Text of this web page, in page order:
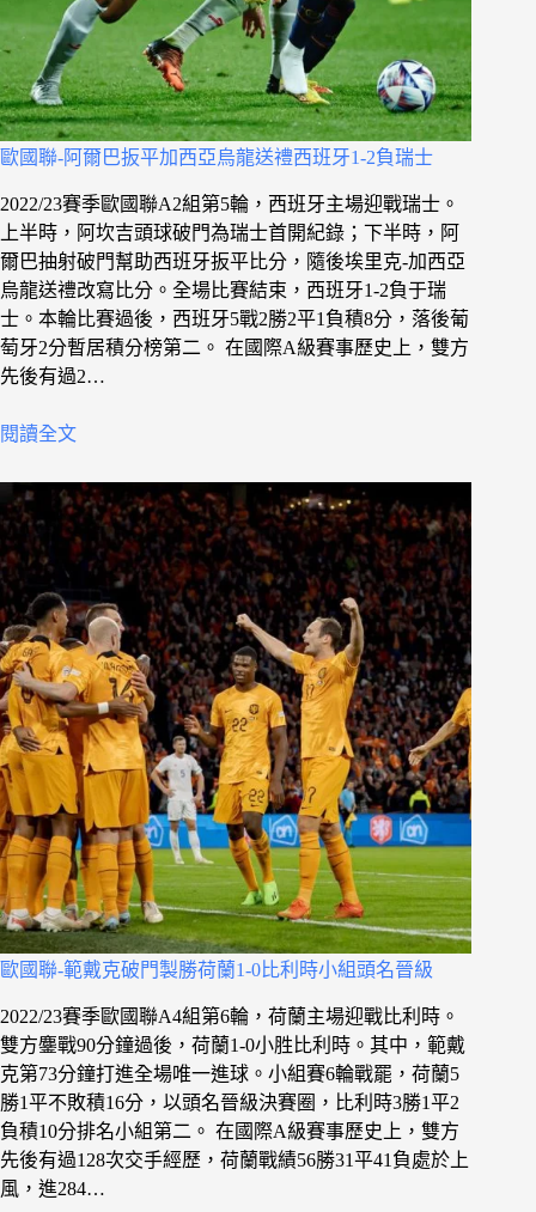
歐國聯-阿爾巴扳平加西亞烏龍送禮西班牙1-2負瑞士
2022/23賽季歐國聯A2組第5輪，西班牙主場迎戰瑞士。
上半時，阿坎吉頭球破門為瑞士首開紀錄；下半時，阿
爾巴抽射破門幫助西班牙扳平比分，隨後埃里克-加西亞
烏龍送禮改寫比分。全場比賽結束，西班牙1-2負于瑞
士。本輪比賽過後，西班牙5戰2勝2平1負積8分，落後葡
萄牙2分暫居積分榜第二。 在國際A級賽事歷史上，雙方
先後有過2…
閱讀全文
歐國聯-範戴克破門製勝荷蘭1-0比利時小組頭名晉級
2022/23賽季歐國聯A4組第6輪，荷蘭主場迎戰比利時。
雙方鏖戰90分鐘過後，荷蘭1-0小胜比利時。其中，範戴
克第73分鐘打進全場唯一進球。小組賽6輪戰罷，荷蘭5
勝1平不敗積16分，以頭名晉級決賽圈，比利時3勝1平2
負積10分排名小組第二。 在國際A級賽事歷史上，雙方
先後有過128次交手經歷，荷蘭戰績56勝31平41負處於上
風，進284…